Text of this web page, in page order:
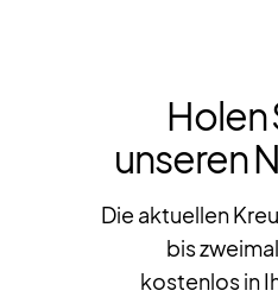
Holen
unseren
Die aktuellen
bis
kostenlos in